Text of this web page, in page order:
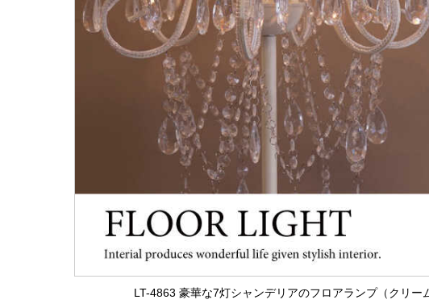
LT-4863 豪華な7灯シャンデリアのフロアランプ（クリー